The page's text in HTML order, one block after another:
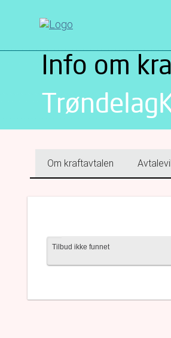
Info om
Om kraftavtalen
Tilbud ikke funnet